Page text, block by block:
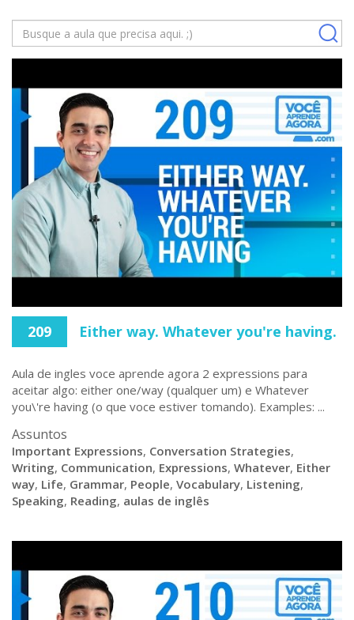
209 Either way. Whatever you're having.
Aula de ingles voce aprende agora 2 expressions para
aceitar algo: either one/way (qualquer um) e Whatever
you\'re having (o que voce estiver tomando). Examples: ...
Assuntos
Important Expressions, Conversation Strategies,
Writing, Communication, Expressions, Whatever, Either
way, Life, Grammar, People, Vocabulary, Listening,
Speaking, Reading, aulas de inglês